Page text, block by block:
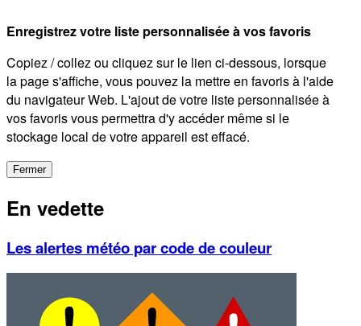
Enregistrez votre liste personnalisée à vos favoris
Copiez / collez ou cliquez sur le lien ci-dessous, lorsque
la page s'affiche, vous pouvez la mettre en favoris à l'aide
du navigateur Web. L'ajout de votre liste personnalisée à
vos favoris vous permettra d'y accéder même si le
stockage local de votre appareil est effacé.
Fermer
En vedette
Les alertes météo par code de couleur